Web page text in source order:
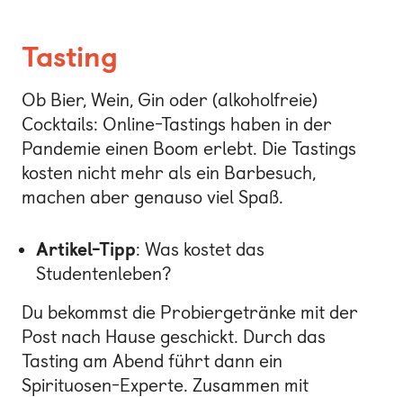
Tasting
Ob Bier, Wein, Gin oder (alkoholfreie)
Cocktails: Online-Tastings haben in der
Pandemie einen Boom erlebt. Die Tastings
kosten nicht mehr als ein Barbesuch,
machen aber genauso viel Spaß.
Artikel-Tipp: Was kostet das
Studentenleben?
Du bekommst die Probiergetränke mit der
Post nach Hause geschickt. Durch das
Tasting am Abend führt dann ein
Spirituosen-Experte. Zusammen mit